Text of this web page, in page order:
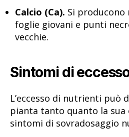
Calcio (Ca). Si
foglie giovani e punti
vecchie.
Sintomi di
L’eccesso di nutrienti può
pianta tanto quanto la sua
sintomi di sovradosaggio